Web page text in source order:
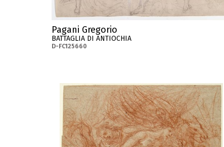
Pagani Gregorio
BATTAGLIA DI ANTIOCHIA
D-FC125660